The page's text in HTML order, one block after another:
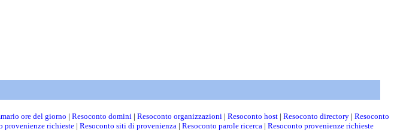
ore del giorno | Resoconto domini | Resoconto organizzazioni | Resoconto host | Resoconto directory | Resoconto
provenienze richieste | Resoconto siti di provenienza | Resoconto parole ricerca | Resoconto provenienze richieste